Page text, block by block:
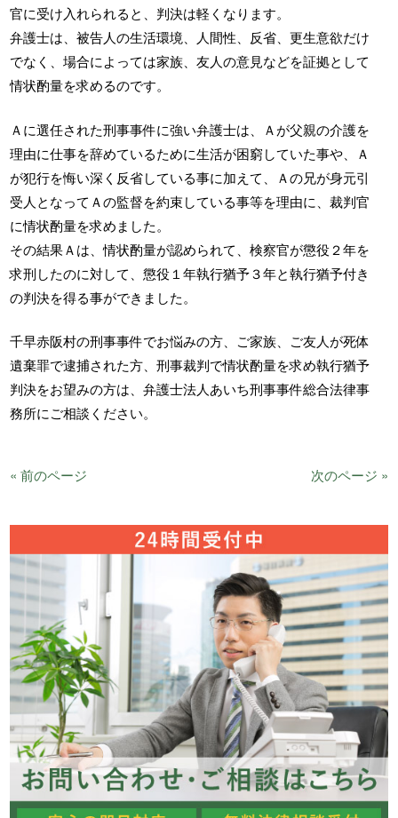
官に受け入れられると、判決は軽くなります。
弁護士は、被告人の生活環境、人間性、反省、更生意欲だけ
でなく、場合によっては家族、友人の意見などを証拠として
情状酌量を求めるのです。
Ａに選任された刑事事件に強い弁護士は、Ａが父親の介護を
理由に仕事を辞めているために生活が困窮していた事や、Ａ
が犯行を悔い深く反省している事に加えて、Ａの兄が身元引
受人となってＡの監督を約束している事等を理由に、裁判官
に情状酌量を求めました。
その結果Ａは、情状酌量が認められて、検察官が懲役２年を
求刑したのに対して、懲役１年執行猶予３年と執行猶予付き
の判決を得る事ができました。
千早赤阪村の刑事事件でお悩みの方、ご家族、ご友人が死体
遺棄罪で逮捕された方、刑事裁判で情状酌量を求め執行猶予
判決をお望みの方は、弁護士法人あいち刑事事件総合法律事
務所にご相談ください。
« 前のページ 次のページ »